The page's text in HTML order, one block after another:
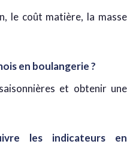
le coût matière, la masse
en boulangerie ?
et obtenir une
les indicateurs en